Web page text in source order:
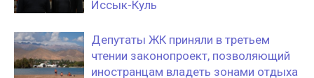
Иссык-Куль
Депутаты ЖК приняли в третьем
чтении законопроект, позволяющий
иностранцам владеть зонами отдыха